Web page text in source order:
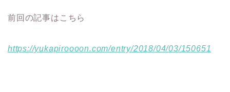
前回の記事はこちら
https://yukapiroooon.com/entry/2018/04/03/150651